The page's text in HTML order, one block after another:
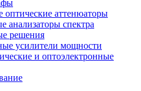
оптические аттенюаторы
анализаторы спектра
решения
усилители мощности
и оптоэлектронные